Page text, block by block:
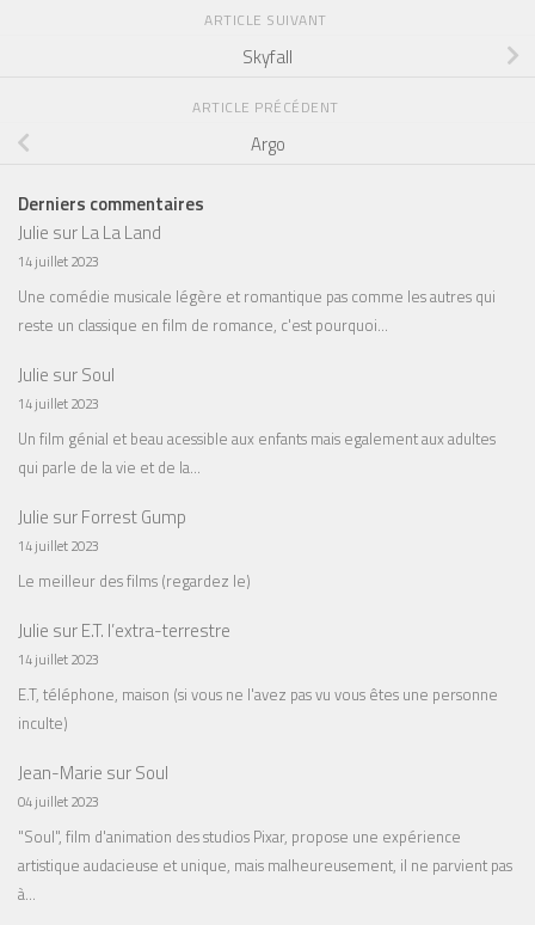
ARTICLE SUIVANT
Skyfall
ARTICLE PRÉCÉDENT
Argo
Derniers commentaires
Julie surLa La Land
14 juillet 2023
Une comédie musicale légère et romantique pas comme les autres qui
reste un classique en film de romance, c'est pourquoi…
Julie surSoul
14 juillet 2023
Un film génial et beau acessible aux enfants mais egalement aux adultes
qui parle de la vie et de la…
Julie surForrest Gump
14 juillet 2023
Le meilleur des films (regardez le)
Julie surE.T. l’extra-terrestre
14 juillet 2023
E.T, téléphone, maison (si vous ne l'avez pas vu vous êtes une personne
inculte)
Jean-Marie surSoul
04 juillet 2023
"Soul", film d'animation des studios Pixar, propose une expérience
artistique audacieuse et unique, mais malheureusement, il ne parvient pas
à…